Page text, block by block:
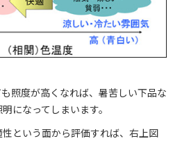
照度が高くなれば、暑苦しい下品な
になってしまいます。
という面から評価すれば、右上図